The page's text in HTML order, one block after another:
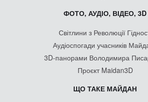
ФОТО, АУДІО, ВІДЕО, 3D
Світлини з Революції
Аудіоспогади учасників
3D-панорами Володимира
Проєкт Maidan3D
ЩО ТАКЕ МАЙДАН